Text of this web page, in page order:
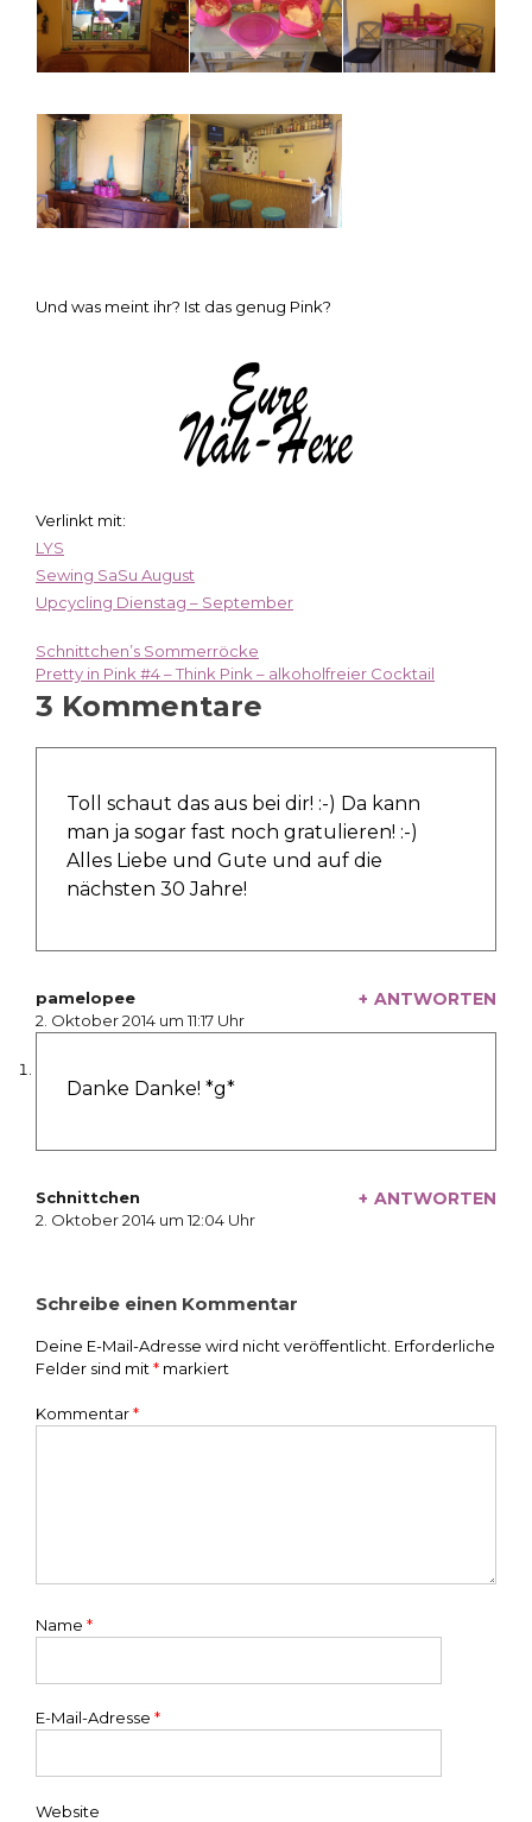
Und was meint ihr? Ist das genug Pink?
Verlinkt mit:
LYS
Sewing SaSu August
Upcycling Dienstag – September
Beitragsnavigation
Schnittchen’s Sommerröcke
Pretty in Pink #4 – Think Pink – alkoholfreier Cocktail
3 Kommentare
Toll schaut das aus bei dir! :-) Da kann
man ja sogar fast noch gratulieren! :-)
Alles Liebe und Gute und auf die
nächsten 30 Jahre!
ANTWORTEN
pamelopee
schreibt:
2. Oktober 2014 um 11:17 Uhr
Danke Danke! *g*
ANTWORTEN
Schnittchen
schreibt:
2. Oktober 2014 um 12:04 Uhr
Schreibe einen Kommentar
Deine E-Mail-Adresse wird nicht veröffentlicht. Erforderliche
Felder sind mit * markiert
Kommentar*
Name *
E-Mail-Adresse *
Website